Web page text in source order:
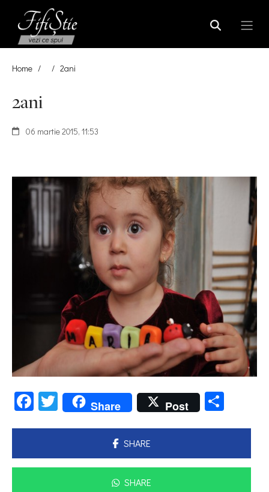
Home / / 2ani
2ani
06 martie 2015, 11:53
Facebook
Twitter
Share Post
SHARE
SHARE